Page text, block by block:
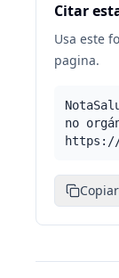
Citar
Usa este
pagina.
no
https://